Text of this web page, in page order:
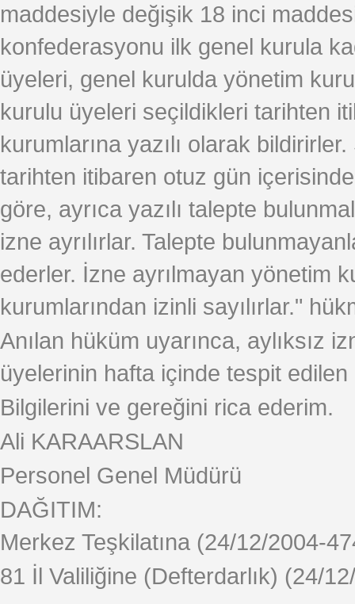
maddesiyle değişik 18 inci
konfederasyonu ilk genel kurula
üyeleri, genel kurulda yönetim
kurulu üyeleri seçildikleri tarihten
kurumlarına yazılı olarak
tarihten itibaren otuz gün
göre, ayrıca yazılı talepte
izne ayrılırlar. Talepte
ederler. İzne ayrılmayan yönetim
kurumlarından izinli sayılırlar."
Anılan hüküm uyarınca, aylıksız
üyelerinin hafta içinde tespit
Bilgilerini ve gereğini rica ederim.
Ali KARAARSLAN
Personel Genel Müdürü
DAĞITIM:
Merkez Teşkilatına (24/12/2004-
81 İl Valiliğine (Defterdarlık) (24/